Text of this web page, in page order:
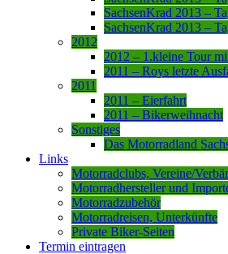
SachsenKrad 2013 –
SachsenKrad 2013 –
2012
2012 – 1.kleine Tour
2011 – Roys letzte
2011
2011 – Eierfahrt
2011 – Bikerweihnacht
Sonstiges
Das Motorradland
Links
Motorradclubs, Vereine/
Motorradhersteller und
Motorradzubehör
Motorradreisen, Unterkünfte
Private Biker-Seiten
Termin eintragen